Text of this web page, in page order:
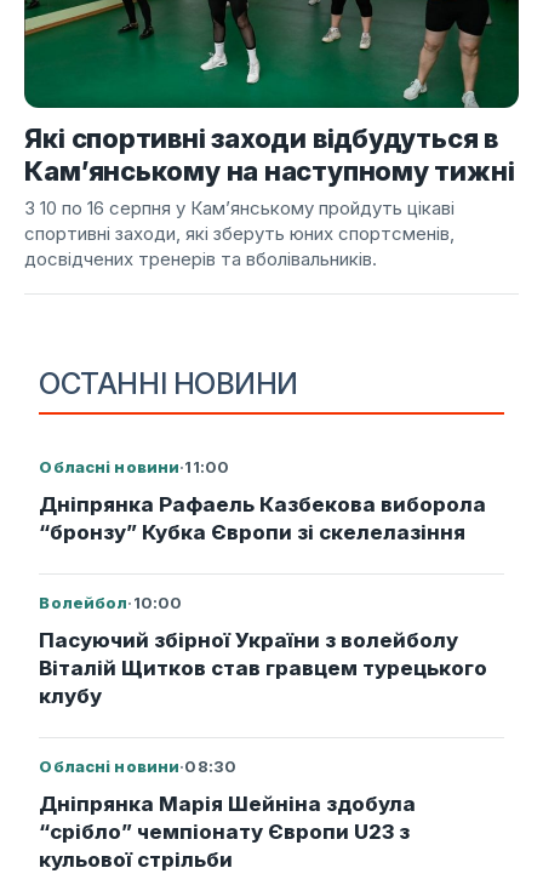
ОСТАННІ НОВИНИ
Обласні новини·11:00
Дніпрянка Рафаель Казбекова виборола
“бронзу” Кубка Європи зі скелелазіння
Волейбол·10:00
Пасуючий збірної України з волейболу
Віталій Щитков став гравцем турецького
клубу
Обласні новини·08:30
Дніпрянка Марія Шейніна здобула
“срібло” чемпіонату Європи U23 з
кульової стрільби
Які спортивні заходи відбудуться в
Кам’янському на наступному тижні
З 10 по 16 серпня у Кам’янському пройдуть цікаві
спортивні заходи, які зберуть юних спортсменів,
досвідчених тренерів та вболівальників.